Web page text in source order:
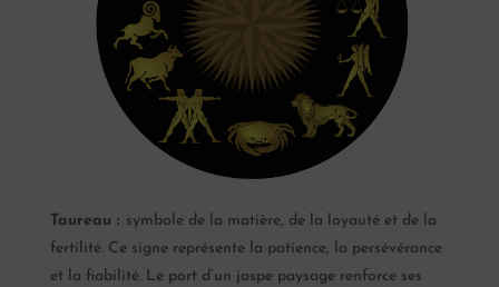
Taureau : symbole de la matière, de la loyauté et de la
fertilité. Ce signe représente la patience, la persévérance
et la fiabilité. Le port d’un jaspe paysage renforce ses